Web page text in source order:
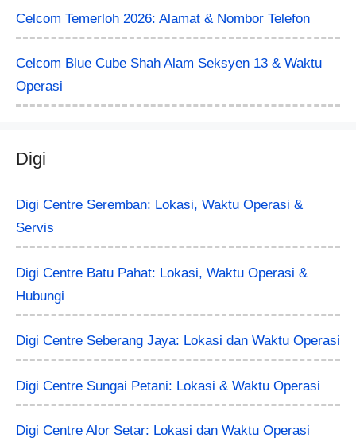
Celcom Temerloh 2026: Alamat & Nombor Telefon
Celcom Blue Cube Shah Alam Seksyen 13 & Waktu
Operasi
Digi
Digi Centre Seremban: Lokasi, Waktu Operasi &
Servis
Digi Centre Batu Pahat: Lokasi, Waktu Operasi &
Hubungi
Digi Centre Seberang Jaya: Lokasi dan Waktu Operasi
Digi Centre Sungai Petani: Lokasi & Waktu Operasi
Digi Centre Alor Setar: Lokasi dan Waktu Operasi